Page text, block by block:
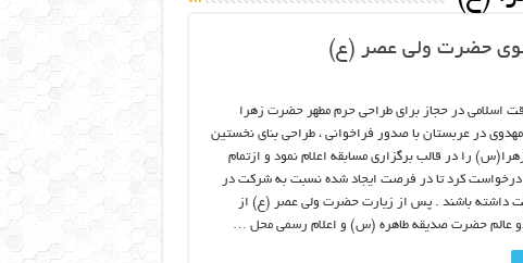
حضرت ولی عصر (ع)
اسلامی در حجاز برای طراحی حرم مطهر حضرت زهرا
در عربستان با صدور فراخوانی ، طراحی بنای نخستین
را در قالب برگزاری مسابقه اعلام نمود و ازتمام
درخواست کرد تا در فرصت ایجاد شده نسبت به شرکت در
داشته باشند . پس از زیارت حضرت ولی عصر (ع) از
عالم حضرت صدیقه طاهره (س) و اعلام رسمی محل …